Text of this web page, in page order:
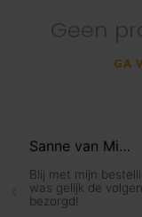
Geen
GA